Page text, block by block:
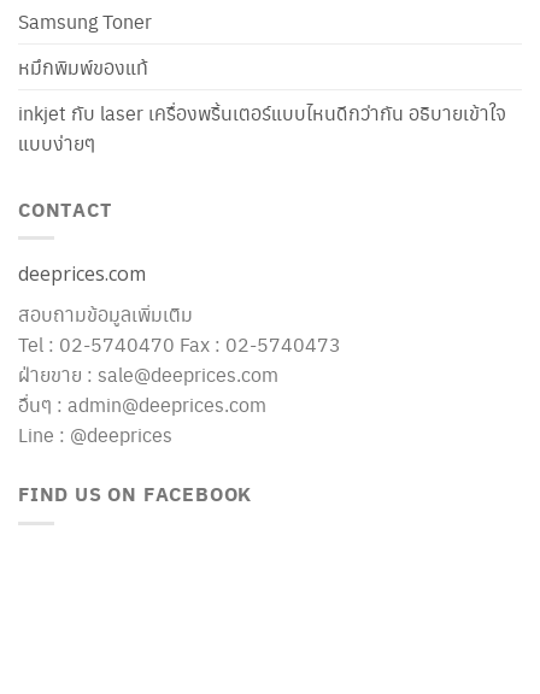
Samsung Toner
หมึกพิมพ์ของแท้
inkjet กับ laser เครื่องพริ้นเตอร์แบบไหนดีกว่ากัน อธิบายเข้าใจ
แบบง่ายๆ
CONTACT
deeprices.com
สอบถามข้อมูลเพิ่มเติม
Tel : 02-5740470 Fax : 02-5740473
ฝ่ายขาย : sale@deeprices.com
อื่นๆ : admin@deeprices.com
Line : @deeprices
FIND US ON FACEBOOK